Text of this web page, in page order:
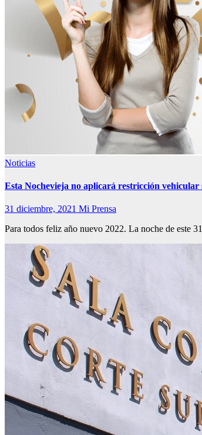
Noticias
Esta Nochevieja no aplicará restricción
31 diciembre, 2021 Mi Prensa
Para todos feliz año nuevo 2022. La noche de este